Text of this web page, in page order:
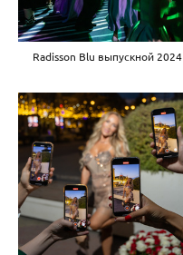
Radisson Blu выпускной 2024